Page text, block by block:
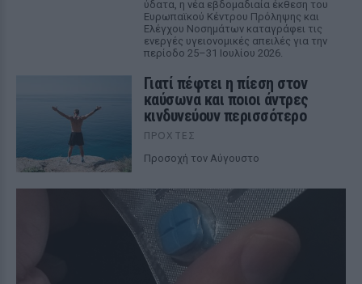
ύδατα, η νέα εβδομαδιαία έκθεση του
Ευρωπαϊκού Κέντρου Πρόληψης και
Ελέγχου Νοσημάτων καταγράφει τις
ενεργές υγειονομικές απειλές για την
περίοδο 25–31 Ιουλίου 2026.
Γιατί πέφτει η πίεση στον
καύσωνα και ποιοι άντρες
κινδυνεύουν περισσότερο
ΠΡΟΧΤΈΣ
Προσοχή τον Αύγουστο